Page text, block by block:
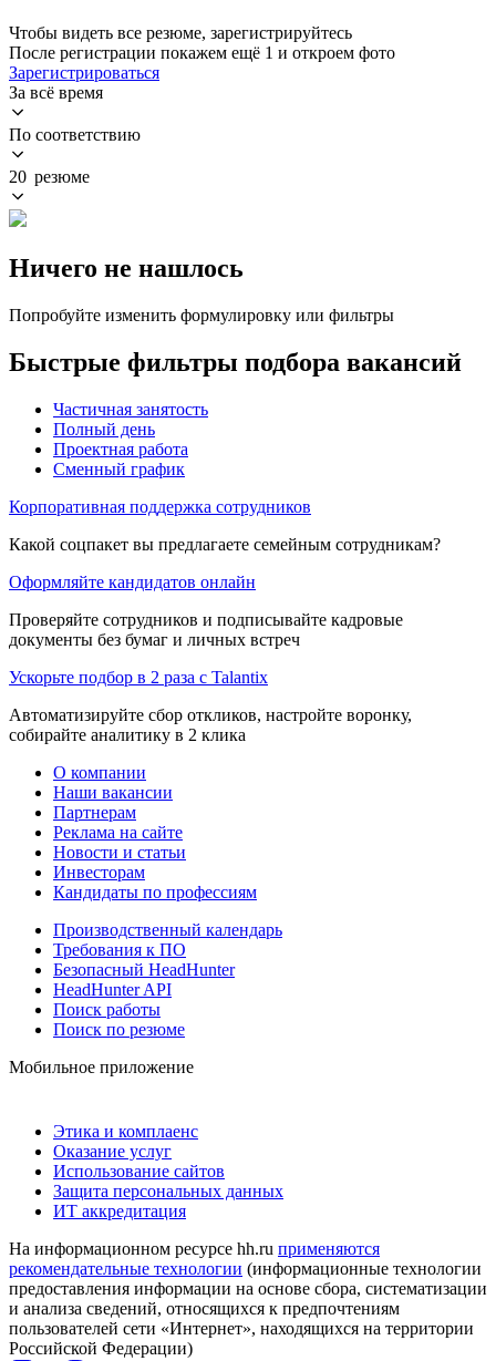
Чтобы видеть все резюме, зарегистрируйтесь
После регистрации покажем ещё 1 и откроем фото
Зарегистрироваться
За всё время
По соответствию
20 резюме
Ничего не нашлось
Попробуйте изменить формулировку или фильтры
Быстрые фильтры подбора вакансий
Частичная занятость
Полный день
Проектная работа
Сменный график
Корпоративная поддержка сотрудников
Какой соцпакет вы предлагаете семейным сотрудникам?
Оформляйте кандидатов онлайн
Проверяйте сотрудников и подписывайте кадровые
документы без бумаг и личных встреч
Ускорьте подбор в 2 раза с Talantix
Автоматизируйте сбор откликов, настройте воронку,
собирайте аналитику в 2 клика
О компании
Наши вакансии
Партнерам
Реклама на сайте
Новости и статьи
Инвесторам
Кандидаты по профессиям
Производственный календарь
Требования к ПО
Безопасный HeadHunter
HeadHunter API
Поиск работы
Поиск по резюме
Мобильное приложение
Этика и комплаенс
Оказание услуг
Использование сайтов
Защита персональных данных
ИТ аккредитация
На информационном ресурсе hh.ru применяются
рекомендательные технологии (информационные технологии
предоставления информации на основе сбора, систематизации
и анализа сведений, относящихся к предпочтениям
пользователей сети «Интернет», находящихся на территории
Российской Федерации)